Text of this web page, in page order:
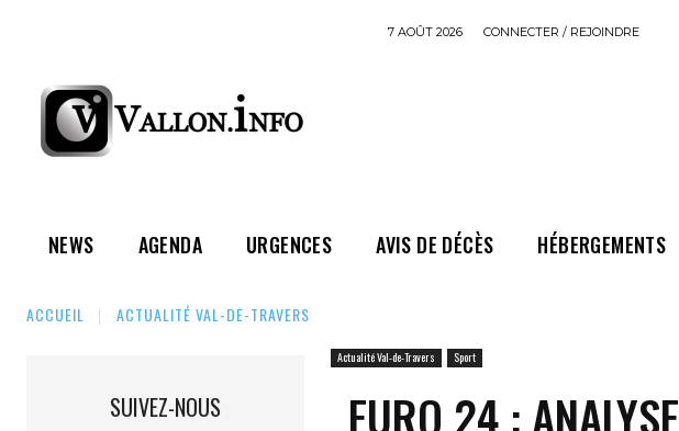
7 AOÛT 2026 CONNECTER / REJOINDRE
NEWS AGENDA URGENCES AVIS DE DÉCÈS HÉBERGEMENTS
ACCUEIL ACTUALITÉ VAL-DE-TRAVERS
SUIVEZ-NOUS
Actualité Val-de-Travers Sport
EURO 24 :